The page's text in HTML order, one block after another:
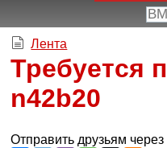
Лента
Требуется
n42b20
Отправить друзьям через